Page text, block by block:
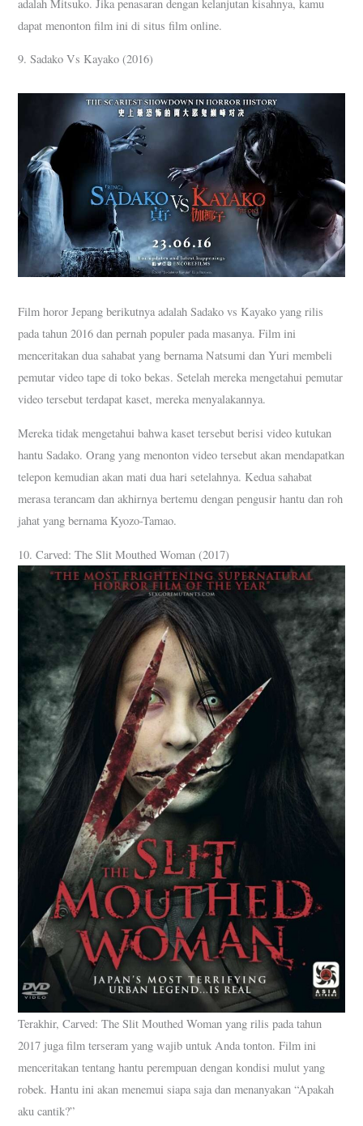
adalah Mitsuko. Jika penasaran dengan kelanjutan kisahnya, kamu
dapat menonton film ini di situs film online.
9. Sadako Vs Kayako (2016)
Film horor Jepang berikutnya adalah Sadako vs Kayako yang rilis
pada tahun 2016 dan pernah populer pada masanya. Film ini
menceritakan dua sahabat yang bernama Natsumi dan Yuri membeli
pemutar video tape di toko bekas. Setelah mereka mengetahui pemutar
video tersebut terdapat kaset, mereka menyalakannya.
Mereka tidak mengetahui bahwa kaset tersebut berisi video kutukan
hantu Sadako. Orang yang menonton video tersebut akan mendapatkan
telepon kemudian akan mati dua hari setelahnya. Kedua sahabat
merasa terancam dan akhirnya bertemu dengan pengusir hantu dan roh
jahat yang bernama Kyozo-Tamao.
10. Carved: The Slit Mouthed Woman (2017)
Terakhir, Carved: The Slit Mouthed Woman yang rilis pada tahun
2017 juga film terseram yang wajib untuk Anda tonton. Film ini
menceritakan tentang hantu perempuan dengan kondisi mulut yang
robek. Hantu ini akan menemui siapa saja dan menanyakan “Apakah
aku cantik?”